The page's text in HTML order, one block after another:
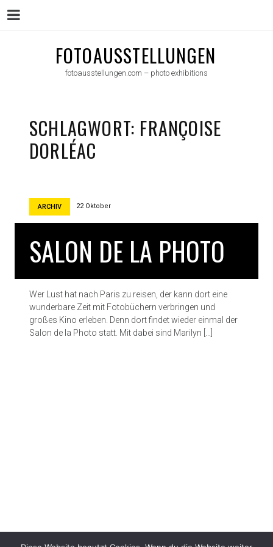
FOTOAUSSTELLUNGEN
fotoausstellungen.com – photo exhibitions
SCHLAGWORT: FRANÇOISE
DORLÉAC
ARCHIV 22 Oktober
SALON DE LA PHOTO
Wer Lust hat nach Paris zu reisen, der kann dort eine
wunderbare Zeit mit Fotobüchern verbringen und
großes Kino erleben. Denn dort findet wieder einmal der
Salon de la Photo statt. Mit dabei sind Marilyn […]
Menu